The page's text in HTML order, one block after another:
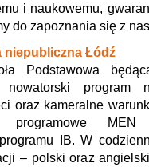
i naukowemu,
do zapoznania się z
niepubliczna Łódź
Podstawowa
nowatorski program
oraz kameralne
programowe
IB. W
– polski oraz